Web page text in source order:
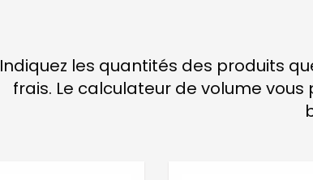
Indiquez les quantités des produits
frais. Le calculateur de volume